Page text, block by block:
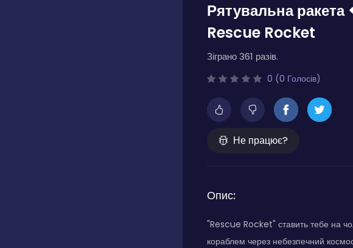
Рятувальна ракета
Rescue Rocket
Зіграно 361 разів.
0 (0 Голосів)
Не працює?
Опис:
"Rescue Rocket" ставить тебе на
кораблем через небезпечний